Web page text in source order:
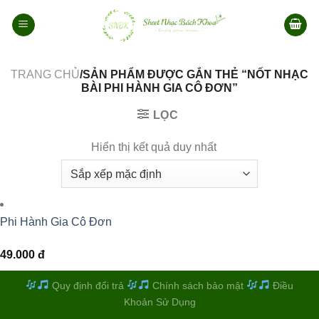
qua
TRANG CHỦ/SẢN PHẨM ĐƯỢC GẮN THẺ “NỐT NHẠC
BÀI PHI HÀNH GIA CÔ ĐƠN”
LỌC
Hiển thị kết quả duy nhất
Phi Hành Gia Cô Đơn
49.000 đ
Quy định đổi trả Chính sách bảo mật
Điều
Khoản Sử Dụng